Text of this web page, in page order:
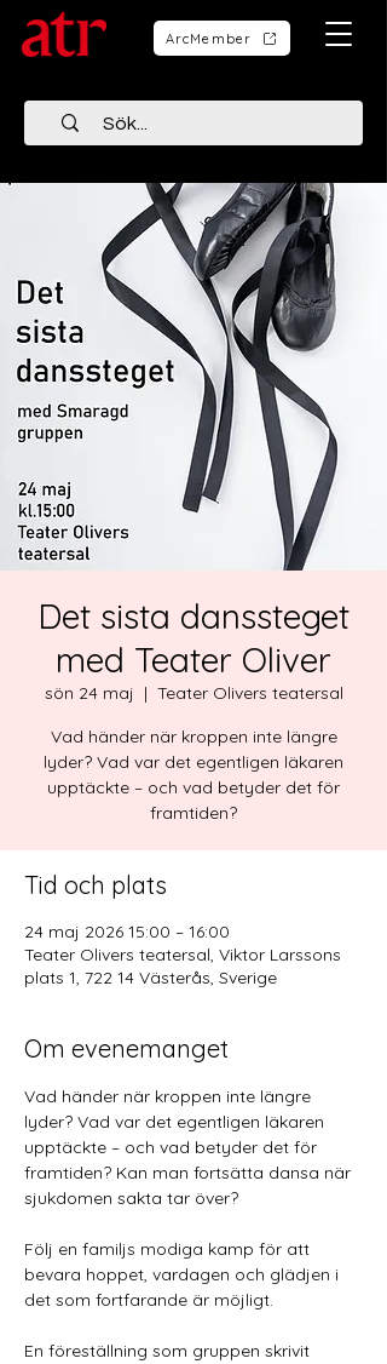
ArcMember
Det sista danssteget
med Teater Oliver
sön 24 maj
  |
Teater Olivers teatersal
Vad händer när kroppen inte längre
lyder? Vad var det egentligen läkaren
upptäckte – och vad betyder det för
framtiden?
Tid och plats
24 maj 2026 15:00 – 16:00
Teater Olivers teatersal, Viktor Larssons
plats 1, 722 14 Västerås, Sverige
Om evenemanget
Vad händer när kroppen inte längre
lyder? Vad var det egentligen läkaren
upptäckte – och vad betyder det för
framtiden? Kan man fortsätta dansa när
sjukdomen sakta tar över?
Följ en familjs modiga kamp för att
bevara hoppet, vardagen och glädjen i
det som fortfarande är möjligt.
En föreställning som gruppen skrivit